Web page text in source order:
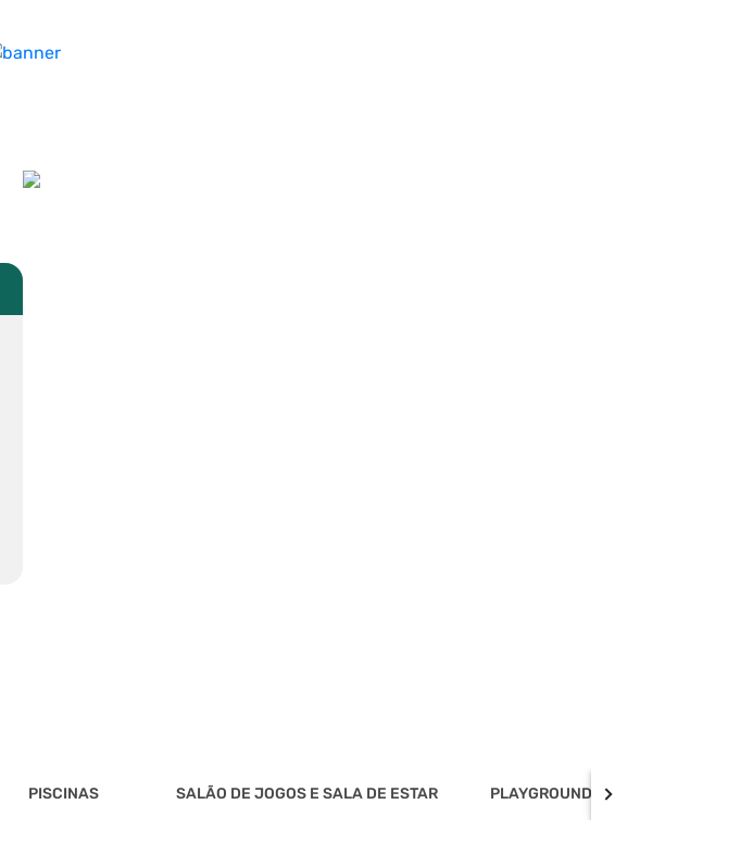
PISCINAS SALÃO DE JOGOS E SALA DE ESTAR PLAYGROUND E BRIQUEDOTECA